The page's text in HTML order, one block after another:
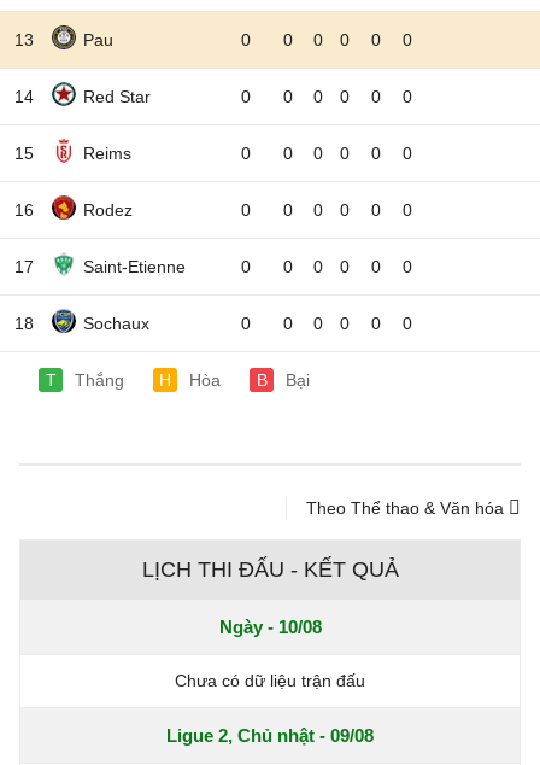
13 Pau 0 0 0 0 0 0
14 Red Star 0 0 0 0 0 0
15 Reims 0 0 0 0 0 0
16 Rodez 0 0 0 0 0 0
17 Saint-Etienne 0 0 0 0 0 0
18 Sochaux 0 0 0 0 0 0
T Thắng H Hòa B Bại
Theo Thể thao & Văn hóa
LỊCH THI ĐẤU - KẾT QUẢ
Ngày - 10/08
Chưa có dữ liệu trận đấu
Ligue 2, Chủ nhật - 09/08